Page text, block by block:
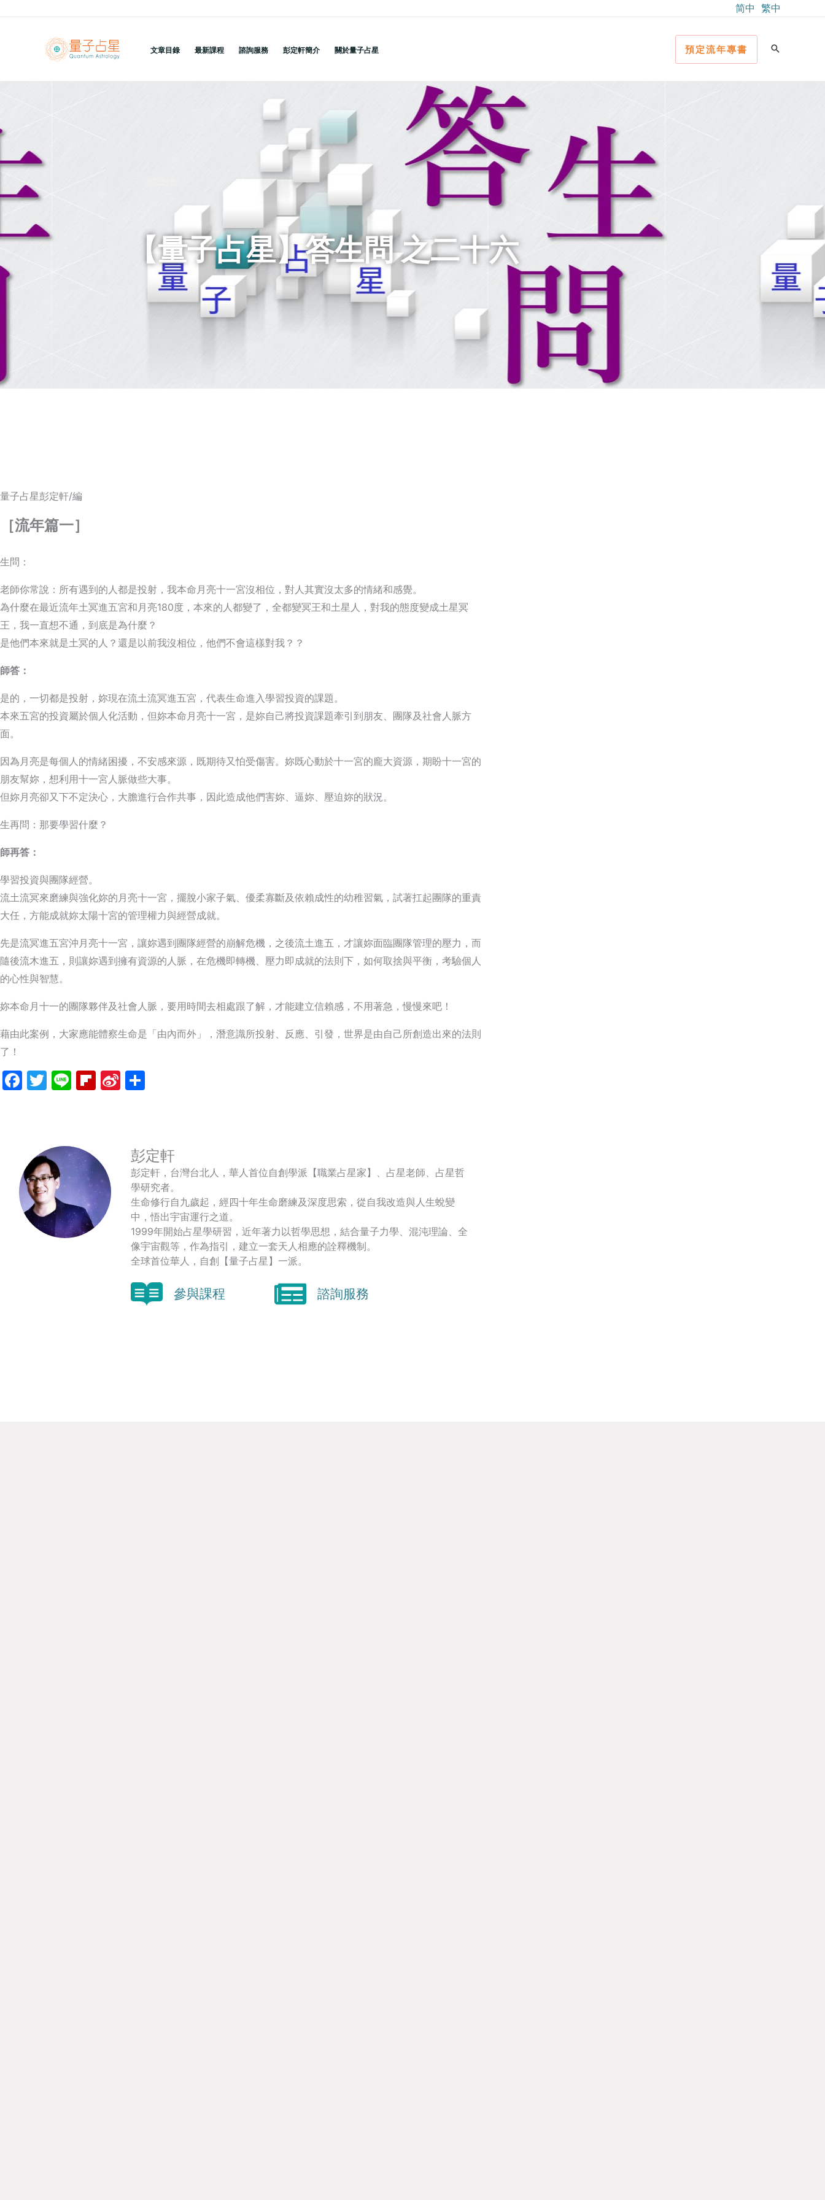
內
简中 繁中
文章目錄 最新課程 諮詢服務 彭定軒簡介 關於量子占星 預定流年專書
【量子占星】答生問 之二十六
量子占星彭定軒/編
［流年篇一］
生問：
老師你常說：所有遇到的人都是投射，我本命月亮十一宮沒相位，對人其實沒太多的情緒和感覺。
為什麼在最近流年土冥進五宮和月亮180度，本來的人都變了，全都變冥王和土星人，對我的態度變成土星冥
王，我一直想不通，到底是為什麼？
是他們本來就是土冥的人？還是以前我沒相位，他們不會這樣對我？？
師答：
是的，一切都是投射，妳現在流土流冥進五宮，代表生命進入學習投資的課題。
本來五宮的投資屬於個人化活動，但妳本命月亮十一宮，是妳自己將投資課題牽引到朋友、團隊及社會人脈方
面。
因為月亮是每個人的情緒困擾，不安感來源，既期待又怕受傷害。妳既心動於十一宮的龐大資源，期盼十一宮的
朋友幫妳，想利用十一宮人脈做些大事。
但妳月亮卻又下不定決心，大膽進行合作共事，因此造成他們害妳、逼妳、壓迫妳的狀況。
生再問：那要學習什麼？
師再答：
學習投資與團隊經營。
流土流冥來磨練與強化妳的月亮十一宮，擺脫小家子氣、優柔寡斷及依賴成性的幼稚習氣，試著扛起團隊的重責
大任，方能成就妳太陽十宮的管理權力與經營成就。
先是流冥進五宮沖月亮十一宮，讓妳遇到團隊經營的崩解危機，之後流土進五，才讓妳面臨團隊管理的壓力，而
隨後流木進五，則讓妳遇到擁有資源的人脈，在危機即轉機、壓力即成就的法則下，如何取捨與平衡，考驗個人
的心性與智慧。
妳本命月十一的團隊夥伴及社會人脈，要用時間去相處跟了解，才能建立信賴感，不用著急，慢慢來吧！
藉由此案例，大家應能體察生命是「由內而外」，潛意識所投射、反應、引發，世界是由自己所創造出來的法則
了！
Facebook
Twitter
LineFlipboard
Sina
彭定軒
彭定軒，台灣台北人，華人首位自創學派【職業占星家】、占星老師、占星哲
學研究者。
生命修行自九歲起，經四十年生命磨練及深度思索，從自我改造與人生蛻變
中，悟出宇宙運行之道。
1999年開始占星學研習，近年著力以哲學思想，結合量子力學、混沌理論、全
像宇宙觀等，作為指引，建立一套天人相應的詮釋機制。
全球首位華人，自創【量子占星】一派。
參與課程 諮詢服務